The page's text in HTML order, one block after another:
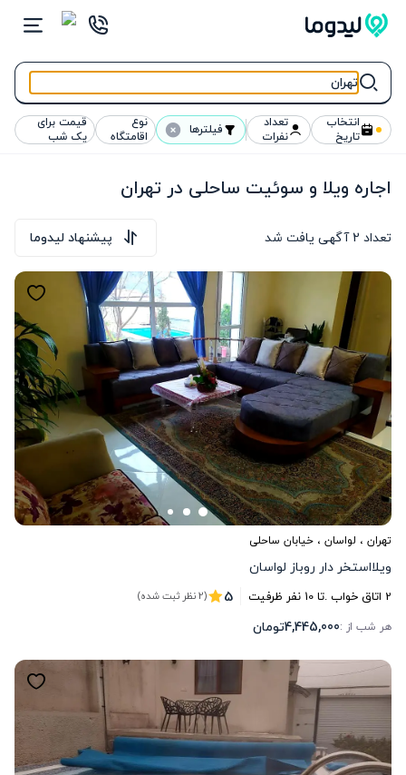
انتخاب
تاریخ
تعداد
نفرات فیلترها نوع
اقامتگاه
قیمت برای
یک شب
اجاره ویلا و سوئیت ساحلی در تهران
تعداد 2آگهی یافت شد پیشنهاد لیدوما
تهران ، لواسان ، خیابان ساحلی
ویلااستخر دار روباز لواسان
2 اتاق خواب .تا10 نفر ظرفیت 5 (2 نظر ثبت شده)
هر شب از :4,445,000تومان